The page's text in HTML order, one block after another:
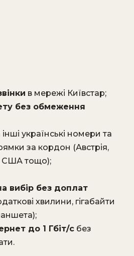
в мережі Київстар;
без обмеження
інші українські номери та
за кордон (Австрія,
США тощо);
вибір без доплат
хвилини, гігабайти
до 1 Гбіт/с без